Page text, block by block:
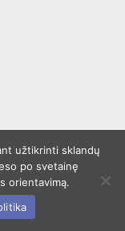
užtikrinti sklandų
po svetainę
orientavimą.